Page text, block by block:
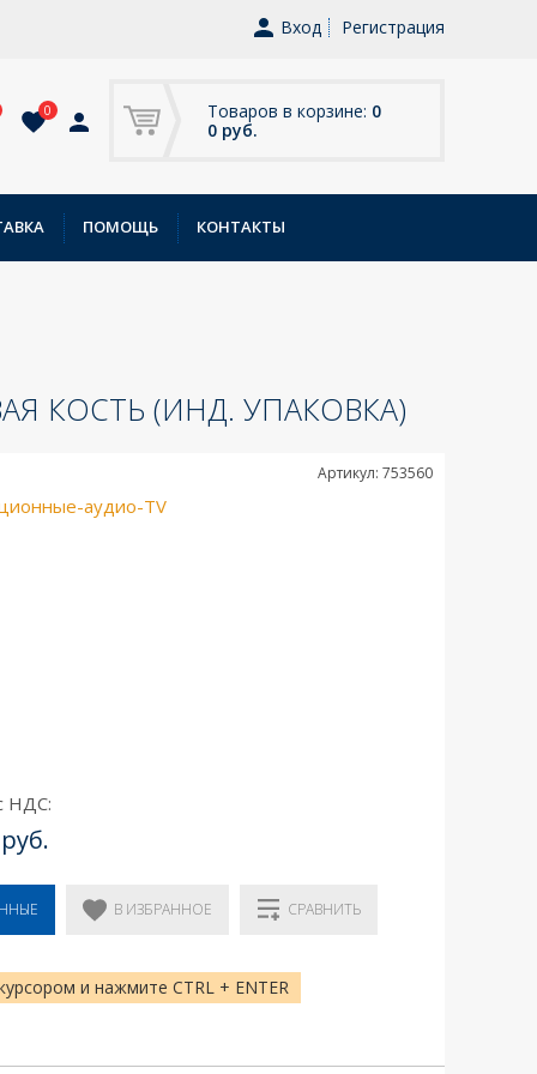
Вход Регистрация
Товаров в корзине: 0
0 руб.
0
ПОМОЩЬ КОНТАКТЫ
КОСТЬ (ИНД. УПАКОВКА)
Артикул: 753560
аудио-TV
НДС:
В ИЗБРАННОЕ СРАВНИТЬ
и нажмите CTRL + ENTER